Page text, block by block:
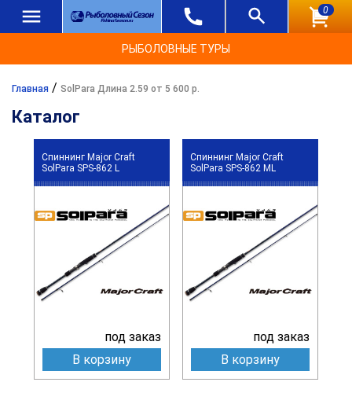
0
РЫБОЛОВНЫЕ ТУРЫ
Главная / SolPara Длина 2.59 от 5 600 р.
Каталог
Спиннинг Major Craft
SolPara SPS-862 L
под заказ
В корзину
Спиннинг Major Craft
SolPara SPS-862 ML
под заказ
В корзину